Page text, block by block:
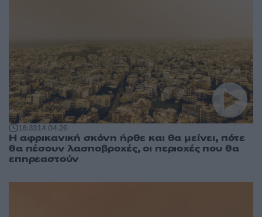
18:3314.04.26
Η αφρικανική σκόνη ήρθε και θα μείνει, πότε
θα πέσουν λασποβροχές, οι περιοχές που θα
επηρεαστούν